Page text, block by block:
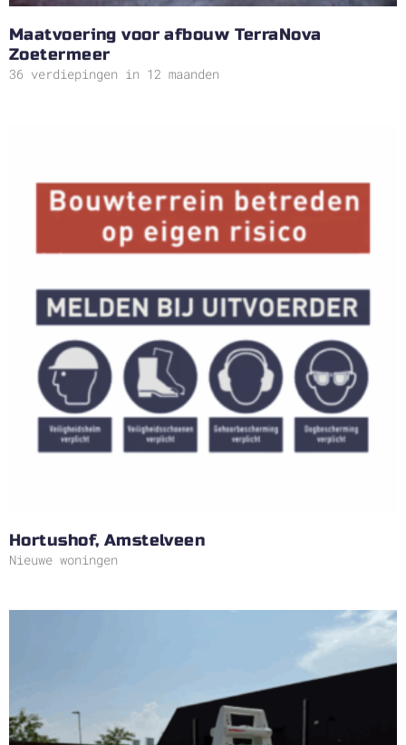
Maatvoering voor afbouw TerraNova
Zoetermeer
36 verdiepingen in 12 maanden
Hortushof, Amstelveen
Nieuwe woningen